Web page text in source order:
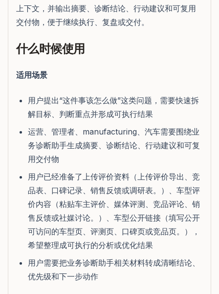
上下文，并输出摘要、诊断结论、行动建议和可复用
交付物，便于继续执行、复盘或交付。
什么时候使用
适用场景
用户提出“这件事该怎么做”这类问题，需要快速拆
解目标、判断重点并形成可执行结果
运营、管理者、manufacturing、汽车需要围绕业
务诊断助手生成摘要、诊断结论、行动建议和可复
用交付物
用户已经准备了上传评价资料（上传评价导出、竞
品表、口碑记录、销售反馈或调研表。）、车型评
价内容（粘贴车主评价、媒体评测、竞品评论、销
售反馈或社媒讨论。）、车型公开链接（填写公开
可访问的车型页、评测页、口碑页或竞品页。），
希望整理成可执行的分析或优化结果
用户需要把业务诊断助手相关材料转成清晰结论、
优先级和下一步动作